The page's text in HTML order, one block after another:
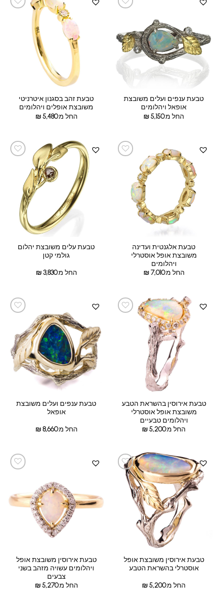
טבעת ענפים ועלים משובצת
אופאל ויהלומים
החל מ:
₪5,150
טבעת זהב בסגנון איטרניטי
משובצת אופלים ויהלומים
החל מ:
₪5,480
טבעת אלגנטית ועדינה
משובצת אופל אוסטרלי
ויהלומים
החל מ:
₪7,010
טבעת עלים משובצת יהלום
גולמי קטן
החל מ: ₪3,830
טבעת אירוסין בהשראת הטבע
משובצת אופל אוסטרלי
ויהלומים טבעיים
החל מ:
₪5,200
טבעת ענפים ועלים משובצת
אופאל
החל מ: ₪8,660
טבעת אירוסין משובצת אופל
אוסטרלי בהשראת הטבע
החל מ: ₪5,200
טבעת אירוסין משובצת אופל
ויהלומים עשויה מזהב בשני
צבעים
החל מ:
₪5,270